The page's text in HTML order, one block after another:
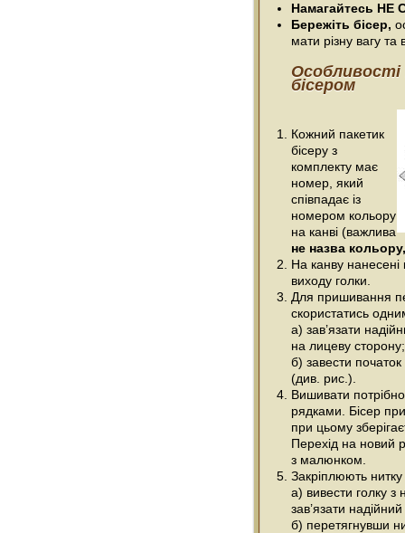
Намагайтесь НЕ
Бережіть бісер,
мати різну вагу та
бісером
Кожний пакетик
бісеру з
комплекту має
номер, який
співпадає із
номером кольору
на канві (важлива
не назва
На канву нанесені
виходу голки.
Для пришивання
скористатись
а) зав’язати
на лицеву сторону;
б) завести початок
(див. рис.).
Вишивати
рядками. Бісер
при цьому
Перехід на новий
з малюнком.
Закріплюють
а) вивести голку з
зав’язати
б) перетягнувши